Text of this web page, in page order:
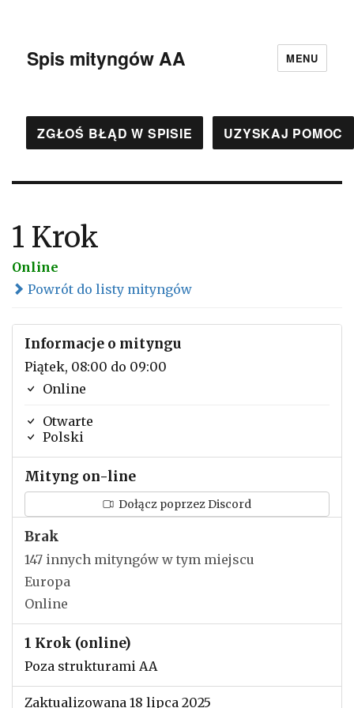
Spis mityngów AA MENU
ZGŁOŚ BŁĄD W SPISIE UZYSKAJ POMOC
1 Krok
Online
Powrót do listy mityngów
Informacje o mityngu
Piątek, 08:00 do 09:00
Online
Otwarte
Polski
Mityng on-line
Dołącz poprzez Discord
Brak
147 innych mityngów w tym miejscu
Europa
Online
1 Krok (online)
Poza strukturami AA
Zaktualizowana 18 lipca 2025